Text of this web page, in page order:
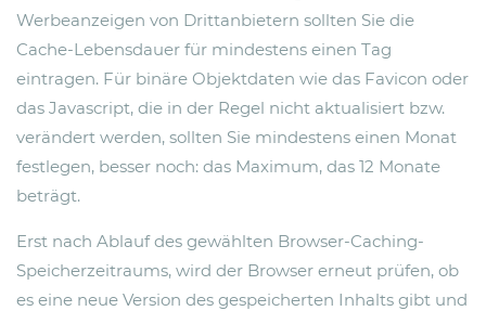
Werbeanzeigen von Drittanbietern sollten Sie die
Cache-Lebensdauer für mindestens einen Tag
eintragen. Für binäre Objektdaten wie das Favicon oder
das Javascript, die in der Regel nicht aktualisiert bzw.
verändert werden, sollten Sie mindestens einen Monat
festlegen, besser noch: das Maximum, das 12 Monate
beträgt.
Erst nach Ablauf des gewählten Browser-Caching-
Speicherzeitraums, wird der Browser erneut prüfen, ob
es eine neue Version des gespeicherten Inhalts gibt und